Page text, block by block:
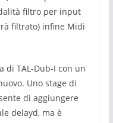
filtro per input
filtrato) infine Midi
di TAL-Dub-I con un
Uno stage di
di aggiungere
delayd, ma è